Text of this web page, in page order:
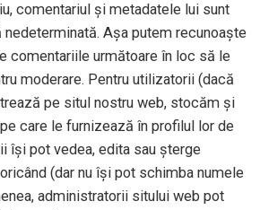
comentariul și metadatele lui sunt
Așa putem recunoaște
comentariile următoare în loc să le
moderare. Pentru utilizatorii (dacă
pe situl nostru web, stocăm și
care le furnizează în profilul lor de
își pot vedea, edita sau șterge
(dar nu își pot schimba numele
administratorii sitului web pot